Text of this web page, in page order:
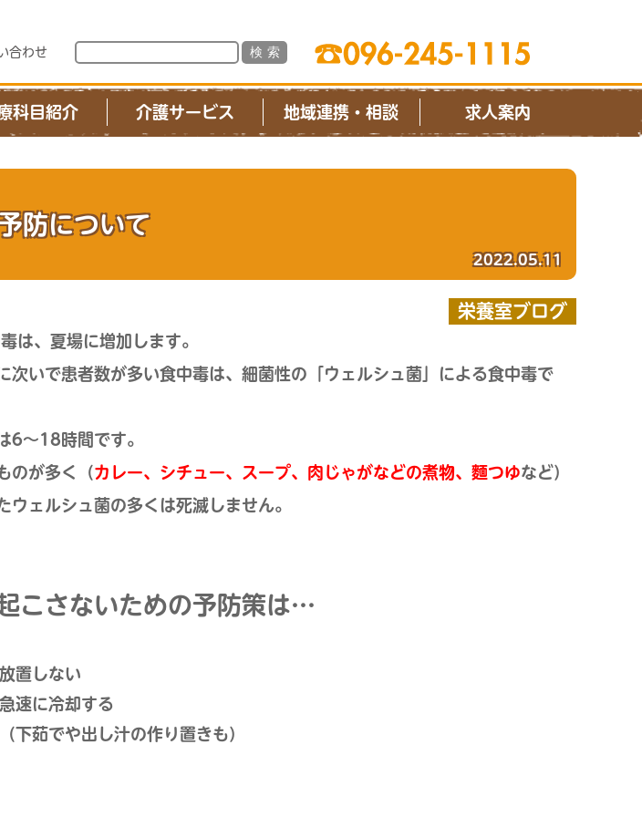
合わせ
科目紹介 介護サービス 地域連携・相談 求人案内
防について
2022.05.11
栄養室ブログ
は、夏場に増加します。
次いで患者数が多い食中毒は、細菌性の「ウェルシュ菌」による食中毒で
6～18時間です。
のが多く（カレー、シチュー、スープ、肉じゃがなどの煮物、麵つゆなど）
ェルシュ菌の多くは死滅しません。
こさないための予防策は…
置しない
速に冷却する
下茹でや出し汁の作り置きも）